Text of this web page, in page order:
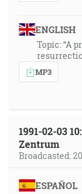
ENGLISH
Topic: “A
MP3
1991-02-03
Zentrum
Broadcasted:
ESPAÑOL